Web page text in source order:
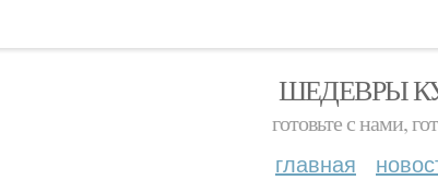
ШЕДЕВРЫ
готовьте с нами,
главная